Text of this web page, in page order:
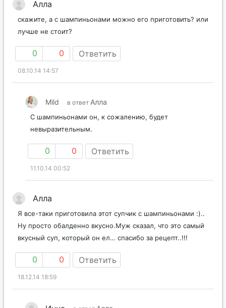
Алла
скажите, а с шампиньонами можно его приготовить? или
лучше не стоит?
0 0 Ответить
08.10.14 14:57
Mild в ответ Алла
С шампиньонами он, к сожалению, будет
невыразительным.
0 0 Ответить
11.10.14 00:52
Алла
Я все-таки приготовила этот супчик с шампиньонами :)..
Ну просто обалденно вкусно.Муж сказал, что это самый
вкусный суп, который он ел… спасибо за рецепт..!!!
0 0 Ответить
18.12.14 18:59